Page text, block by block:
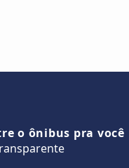
o ônibus pra você